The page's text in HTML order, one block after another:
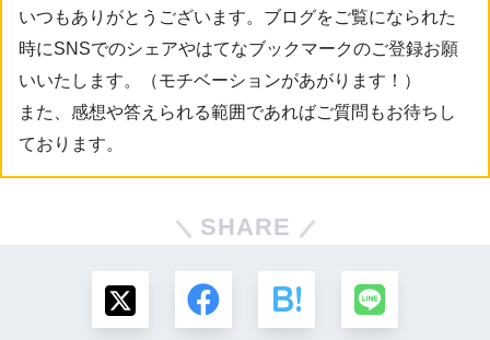
いつもありがとうございます。ブログをご覧になられた
時にSNSでのシェアやはてなブックマークのご登録お願
いいたします。（モチベーションがあがります！）
また、感想や答えられる範囲であればご質問もお待ちし
ております。
SHARE